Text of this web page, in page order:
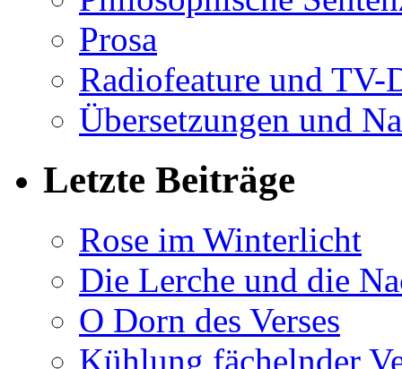
Prosa
Radiofeature und TV-
Übersetzungen und
Letzte Beiträge
Rose im Winterlicht
Die Lerche und die
O Dorn des Verses
Kühlung fächelnder